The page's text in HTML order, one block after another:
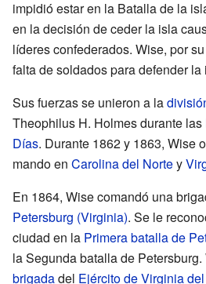
impidió estar en la Batalla de la
en la decisión de ceder la isla
líderes confederados. Wise, por
falta de soldados para defender la
Sus fuerzas se unieron a la
Theophilus H. Holmes durante las
Días. Durante 1862 y 1863, Wise
mando en Carolina del Nortey
En 1864, Wise comandó una
Petersburg (Virginia). Se le
ciudad en la Primera batalla de
la Segunda batalla de
brigadadel Ejército de Virginia